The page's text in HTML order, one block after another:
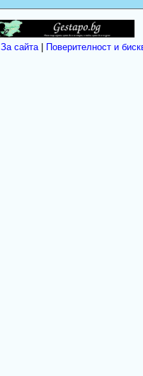
За сайта| Поверителност и